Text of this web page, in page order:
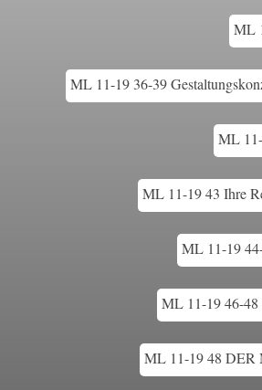
ML
ML 11-19 36-39
ML
ML 11-19 43 Ihre
ML 11-19
ML 11-19 46-48
ML 11-19 48 DER